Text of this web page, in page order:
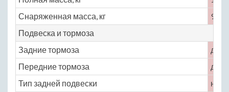
Снаряженная масса, кг
930
Подвеска и тормоза
Задние тормоза
Передние тормоза
Тип задней подвески